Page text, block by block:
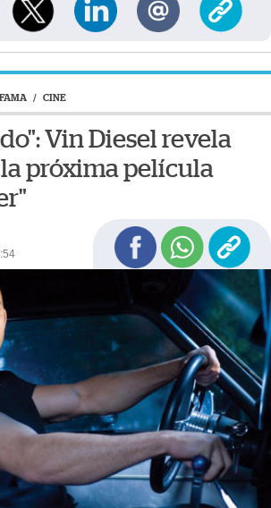
FAMA / CINE
Vin Diesel revela
próxima película